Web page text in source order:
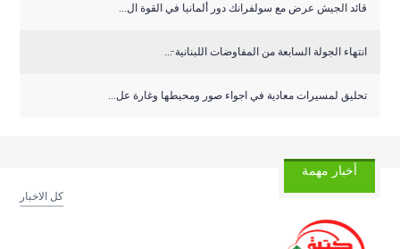
قائد الجيش عرض مع سولفرانك دور ألمانيا في القوة ال...
انتهاء الجولة السابعة من المفاوضات اللبنانية ̵...
تحليق لمسيرات معادية في اجواء صور ومحيطها وغارة عل...
أخبار مهمة
كل الاخبار